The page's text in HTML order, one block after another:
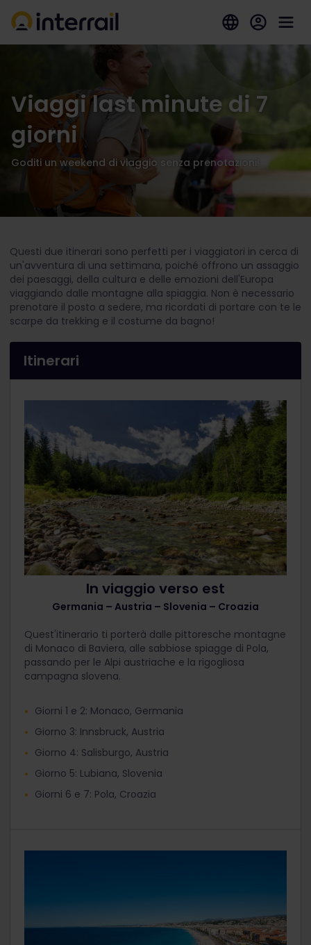
Viaggi last minute di 7
giorni
Goditi un weekend di viaggio senza prenotazioni!
Questi due itinerari sono perfetti per i viaggiatori in cerca di
un'avventura di una settimana, poiché offrono un assaggio
dei paesaggi, della cultura e delle emozioni dell'Europa
viaggiando dalle montagne alla spiaggia. Non è necessario
prenotare il posto a sedere, ma ricordati di portare con te le
scarpe da trekking e il costume da bagno!
Itinerari
In viaggio verso est
Germania – Austria – Slovenia – Croazia
Quest'itinerario ti porterà dalle pittoresche montagne
di Monaco di Baviera, alle sabbiose spiagge di Pola,
passando per le Alpi austriache e la rigogliosa
campagna slovena.
Giorni 1 e 2: Monaco, Germania
Giorno 3: Innsbruck, Austria
Giorno 4: Salisburgo, Austria
Giorno 5: Lubiana, Slovenia
Giorni 6 e 7: Pola, Croazia